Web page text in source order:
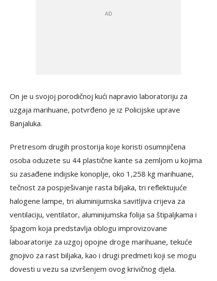
On je u svojoj porodičnoj kući napravio laboratoriju za
uzgaja marihuane, potvrđeno je iz Policijske uprave
Banjaluka.
Pretresom drugih prostorija koje koristi osumnjičena
osoba oduzete su 44 plastične kante sa zemljom u kojima
su zasađene indijske konoplje, oko 1,258 kg marihuane,
tečnost za pospješivanje rasta biljaka, tri reflektujuće
halogene lampe, tri aluminijumska savitljiva crijeva za
ventilaciju, ventilator, aluminijumska folija sa štipaljkama i
špagom koja predstavlja oblogu improvizovane
laboaratorije za uzgoj opojne droge marihuane, tekuće
gnojivo za rast biljaka, kao i drugi predmeti koji se mogu
dovesti u vezu sa izvršenjem ovog krivičnog djela.